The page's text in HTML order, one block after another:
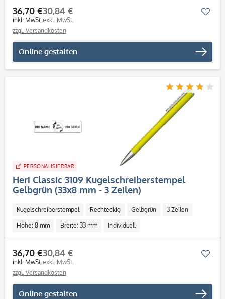
36,70 €
inkl. MwSt.
30,84 €
exkl. MwSt.
zzgl. Versandkosten
Online gestalten
PERSONALISIERBAR
Heri Classic 3109 Kugelschreiberstempel
Gelbgrün (33x8 mm - 3 Zeilen)
Kugelschreiberstempel Rechteckig Gelbgrün 3 Zeilen
Höhe: 8 mm Breite: 33 mm Individuell
36,70 €
inkl. MwSt.
30,84 €
exkl. MwSt.
zzgl. Versandkosten
Online gestalten